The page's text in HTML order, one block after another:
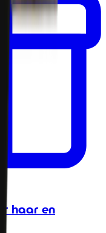
haar en